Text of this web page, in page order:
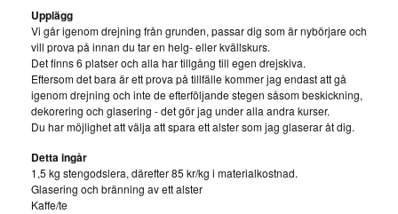
Upplägg
Vi går igenom drejning från grunden, passar dig som är nybörjare och
vill prova på innan du tar en helg- eller kvällskurs.
Det finns 6 platser och alla har tillgång till egen drejskiva.
Eftersom det bara är ett prova på tillfälle kommer jag endast att gå
igenom drejning och inte de efterföljande stegen såsom beskickning,
dekorering och glasering - det gör jag under alla andra kurser.
Du har möjlighet att välja att spara ett alster som jag glaserar åt dig.
Detta ingår
1,5 kg stengodslera, därefter 85 kr/kg i materialkostnad.
Glasering och bränning av ett alster
Kaffe/te